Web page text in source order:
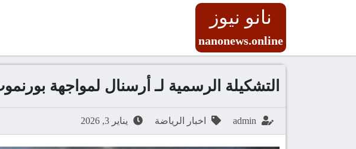
نانو نيوز
nanonews.online
التشكيلة الرسمية لـ أرسنال لمواجهة
admin اخبار الرياضة يناير 3, 2026